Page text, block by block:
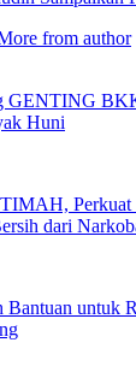
from author
Huni
Perkuat
dari
untuk